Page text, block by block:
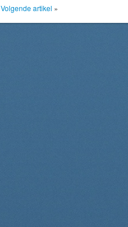
Volgende artikel »